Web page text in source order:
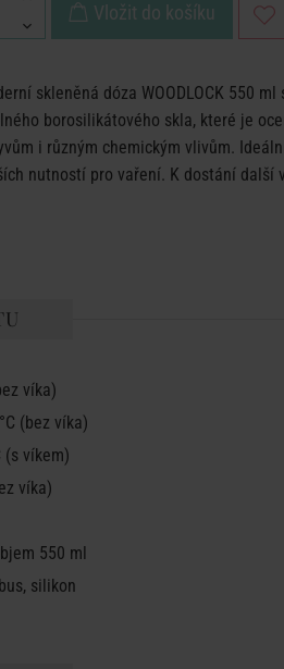
Vložit do košíku
skleněná dóza WOODLOCK 550
borosilikátového skla, které je
i různým chemickým vlivům.
nutností pro vaření. K dostání další
víka)
(bez víka)
(s víkem)
víka)
550 ml
silikon